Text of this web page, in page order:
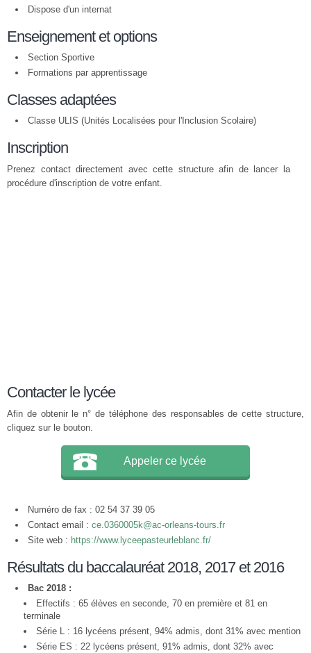
Dispose d'un internat
Enseignement et options
Section Sportive
Formations par apprentissage
Classes adaptées
Classe ULIS (Unités Localisées pour l'Inclusion Scolaire)
Inscription
Prenez contact directement avec cette structure afin de lancer la
procédure d'inscription de votre enfant.
Contacter le lycée
Afin de obtenir le n° de téléphone des responsables de cette structure,
cliquez sur le bouton.
Appeler ce lycée
Numéro de fax : 02 54 37 39 05
Contact email : ce.0360005k@ac-orleans-tours.fr
Site web : https://www.lyceepasteurleblanc.fr/
Résultats du baccalauréat 2018, 2017 et 2016
Bac 2018 :
Effectifs : 65 élèves en seconde, 70 en première et 81 en
terminale
Série L : 16 lycéens présent, 94% admis, dont 31% avec mention
Série ES : 22 lycéens présent, 91% admis, dont 32% avec